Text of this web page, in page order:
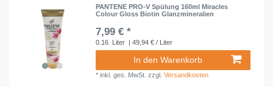
PANTENE PRO-V Spülung 160ml Miracles
Colour Gloss Biotin Glanzmineralien
7,99 € *
0.16 Liter | 49,94 € / Liter
In den Warenkorb
*inkl. ges. MwSt. zzgl.Versandkosten